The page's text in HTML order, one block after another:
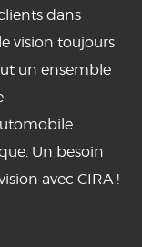
dans
vision toujours
un ensemble
Un besoin
avec CIRA !